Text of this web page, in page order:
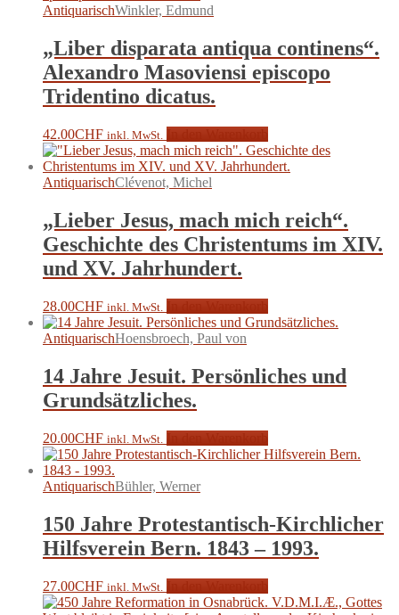
AntiquarischWinkler, Edmund
„Liber disparata antiqua continens“.
Alexandro Masoviensi episcopo
Tridentino dicatus.
42.00CHF inkl. MwSt.
AntiquarischClévenot, Michel
„Lieber Jesus, mach mich reich“.
Geschichte des Christentums im XIV.
und XV. Jahrhundert.
28.00CHF inkl. MwSt.
AntiquarischHoensbroech, Paul von
14 Jahre Jesuit. Persönliches und
Grundsätzliches.
20.00CHF inkl. MwSt.
AntiquarischBühler, Werner
150 Jahre Protestantisch-Kirchlicher
Hilfsverein Bern. 1843 – 1993.
27.00CHF inkl. MwSt.